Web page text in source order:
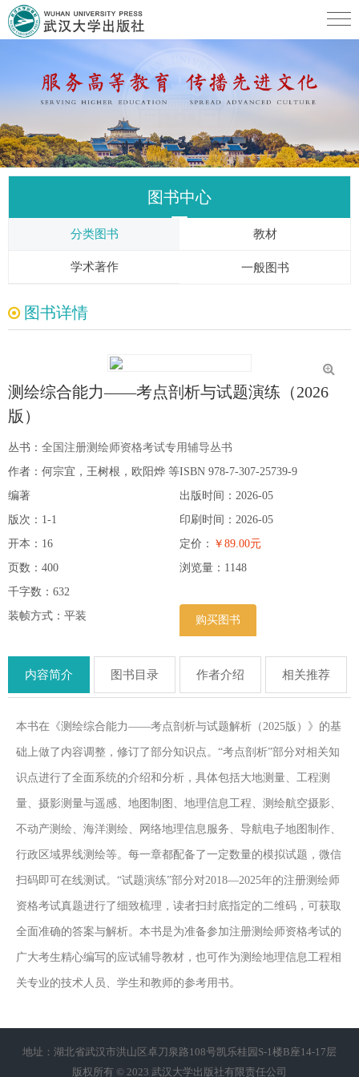
图书中心
分类图书 教材
学术著作 一般图书
图书详情
测绘综合能力——考点剖析与试题演练（2026
版）
丛书： 全国注册测绘师资格考试专用辅导丛书
作者：何宗宜，王树根，欧阳烨 等
编著
版次：1-1
开本：16
页数：400
千字数：632
装帧方式：平装
ISBN 978-7-307-25739-9
出版时间：2026-05
印刷时间：2026-05
定价： ￥89.00元
浏览量： 1148
购买图书
内容简介 图书目录 作者介绍 相关推荐
本书在《测绘综合能力——考点剖析与试题解析（2025版）》的基
础上做了内容调整，修订了部分知识点。“考点剖析”部分对相关知
识点进行了全面系统的介绍和分析，具体包括大地测量、工程测
量、摄影测量与遥感、地图制图、地理信息工程、测绘航空摄影、
不动产测绘、海洋测绘、网络地理信息服务、导航电子地图制作、
行政区域界线测绘等。每一章都配备了一定数量的模拟试题，微信
扫码即可在线测试。“试题演练”部分对2018—2025年的注册测绘师
资格考试真题进行了细致梳理，读者扫封底指定的二维码，可获取
全面准确的答案与解析。本书是为准备参加注册测绘师资格考试的
广大考生精心编写的应试辅导教材，也可作为测绘地理信息工程相
关专业的技术人员、学生和教师的参考用书。
地址：湖北省武汉市洪山区卓刀泉路108号凯乐桂园S-1楼B座14-17层
版权所有 © 2023 武汉大学出版社有限责任公司